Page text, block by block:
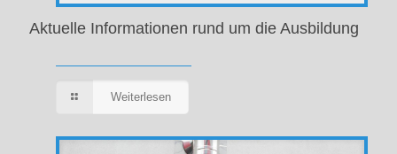
Aktuelle Informationen rund um die Ausbildung
Weiterlesen